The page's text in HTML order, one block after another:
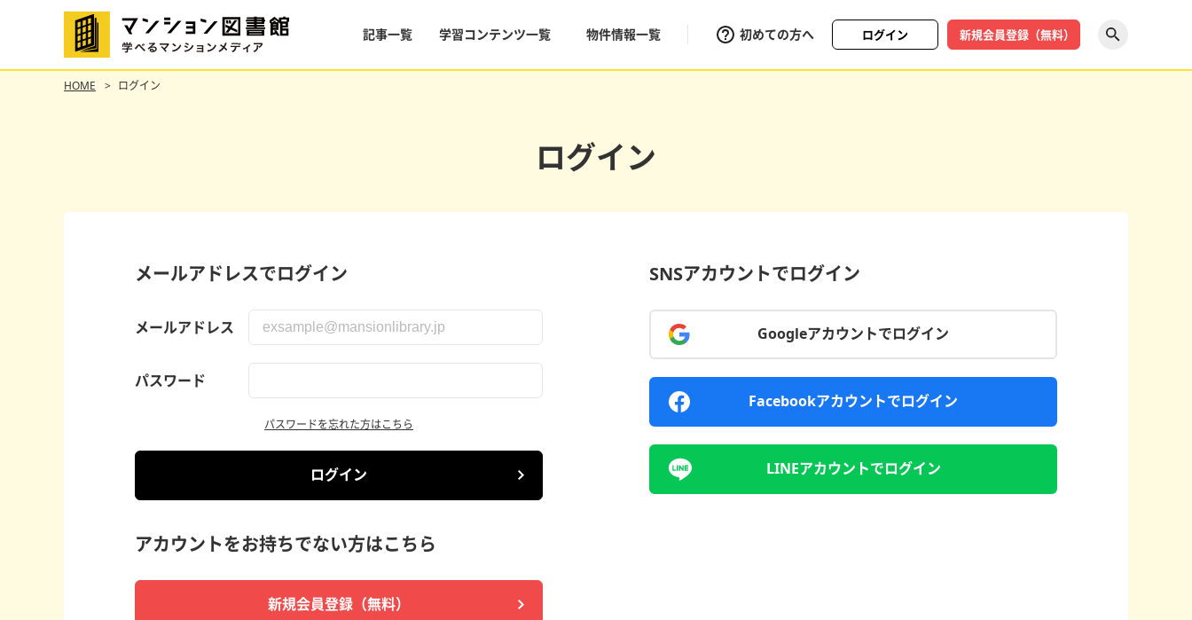
記事一覧 学習コンテンツ一覧 物件情報一覧 初めての方へ ログイン 新規会員登録（無料）
HOME ログイン
ログイン
メールアドレスでログイン
メールアドレス
パスワード
パスワードを忘れた方はこちら
ログイン
アカウントをお持ちでない方はこちら
新規会員登録（無料）
SNSアカウントでログイン
Googleアカウントでログイン
Facebookアカウントでログイン
LINEアカウントでログイン